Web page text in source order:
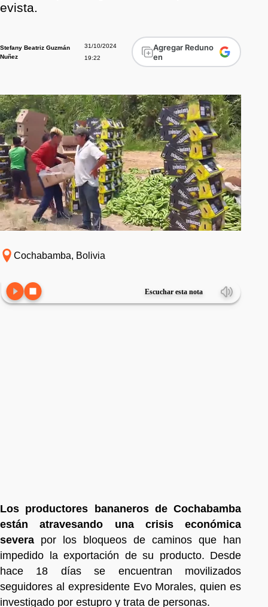
evista.
Stefany Beatriz Guzmán
Nuñez
31/10/2024
19:22
Agregar Reduno
en
Cochabamba, Bolivia
Escuchar esta nota
Los productores bananeros de Cochabamba
están atravesando una crisis económica
severa por los bloqueos de caminos que han
impedido la exportación de su producto. Desde
hace 18 días se encuentran movilizados
seguidores al expresidente Evo Morales, quien es
investigado por estupro y trata de personas.